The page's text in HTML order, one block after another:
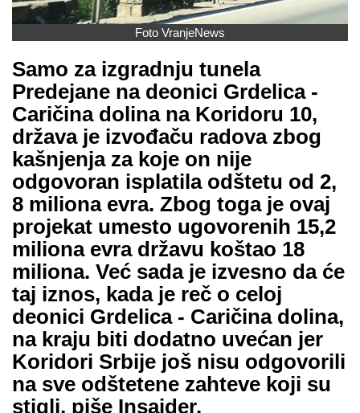
Foto VranjeNews
Samo za izgradnju tunela
Predejane na deonici Grdelica -
Caričina dolina na Koridoru 10,
država je izvođaču radova zbog
kašnjenja za koje on nije
odgovoran isplatila odštetu od 2,
8 miliona evra. Zbog toga je ovaj
projekat umesto ugovorenih 15,2
miliona evra državu koštao 18
miliona. Već sada je izvesno da će
taj iznos, kada je reč o celoj
deonici Grdelica - Caričina dolina,
na kraju biti dodatno uvećan jer
Koridori Srbije još nisu odgovorili
na sve odštetene zahteve koji su
stigli, piše Insajder.